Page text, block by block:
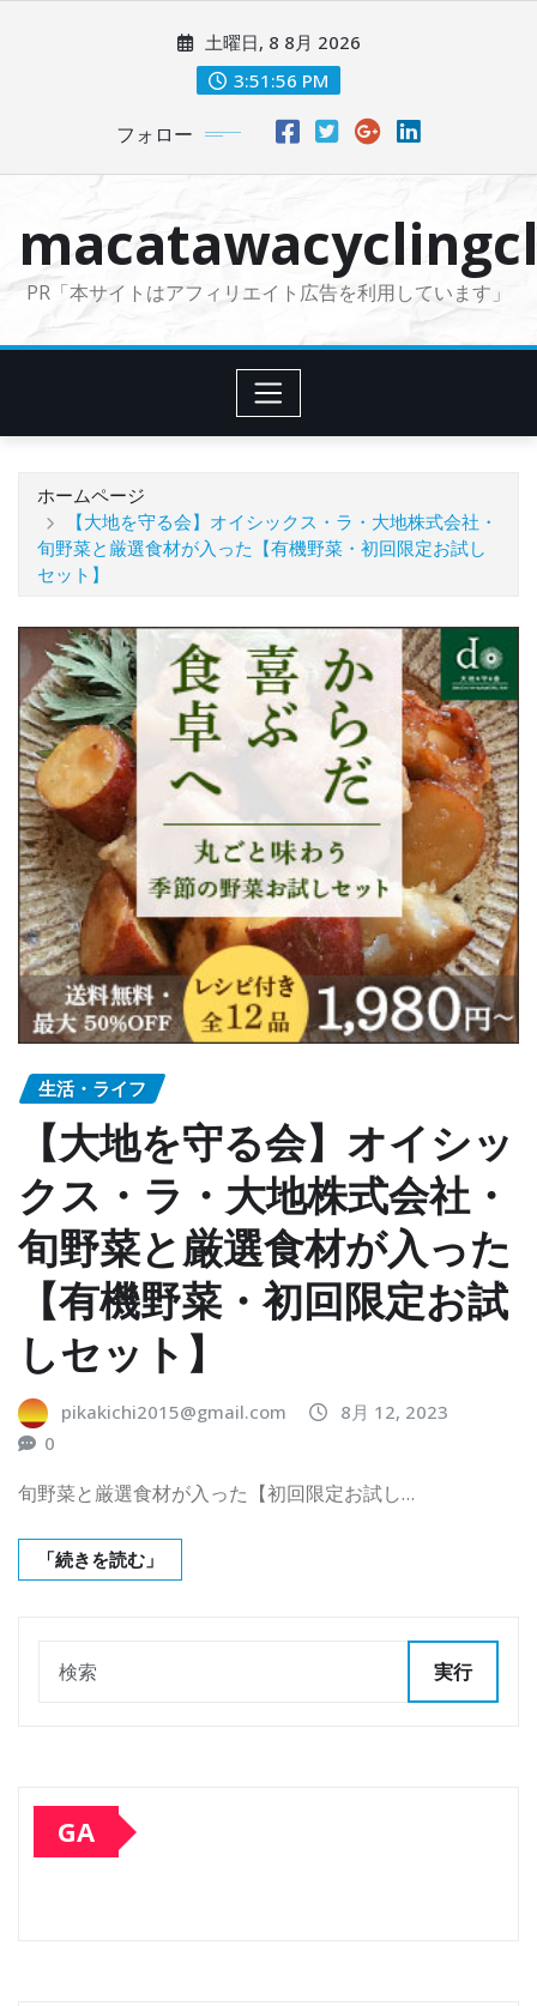
に
土曜日, 8 8月 2026
3:51:57 PM
フォロー
PR「本サイトはアフィリエイト広告を利用しています」
ホームページ
【大地を守る会】オイシックス・ラ・大地株式会社・
旬野菜と厳選食材が入った【有機野菜・初回限定お試し
セット】
生活・ライフ
【大地を守る会】オイシッ
クス・ラ・大地株式会社・
旬野菜と厳選食材が入った
【有機野菜・初回限定お試
しセット】
pikakichi2015@gmail.com
8月 12, 2023
0
旬野菜と厳選食材が入った【初回限定お試し…
「続きを読む」
実行
GA